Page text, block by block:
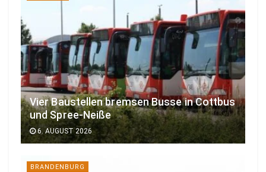
Vier Baustellen bremsen Busse in Cottbus
und Spree-Neiße
6. AUGUST 2026
BRANDENBURG